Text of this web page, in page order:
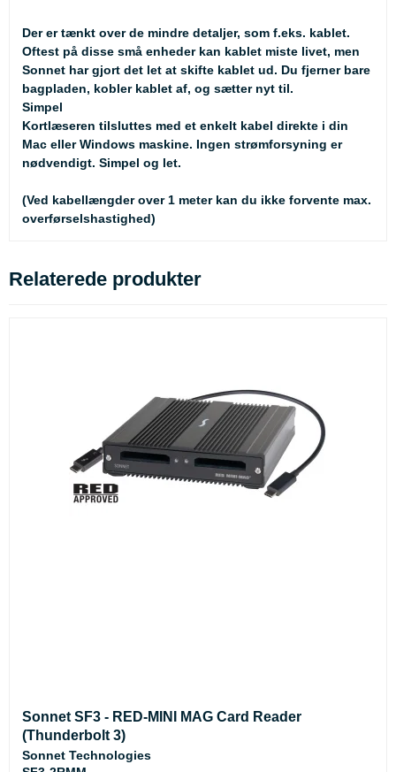
Der er tænkt over de mindre detaljer, som f.eks. kablet.
Oftest på disse små enheder kan kablet miste livet, men
Sonnet har gjort det let at skifte kablet ud. Du fjerner bare
bagpladen, kobler kablet af, og sætter nyt til.
Simpel
Kortlæseren tilsluttes med et enkelt kabel direkte i din
Mac eller Windows maskine. Ingen strømforsyning er
nødvendigt. Simpel og let.
(Ved kabellængder over 1 meter kan du ikke forvente max.
overførselshastighed)
Relaterede produkter
Sonnet SF3 - RED-MINI MAG Card Reader
(Thunderbolt 3)
Sonnet Technologies